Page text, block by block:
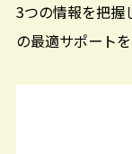
3つの情報を把握
の最適サポートを